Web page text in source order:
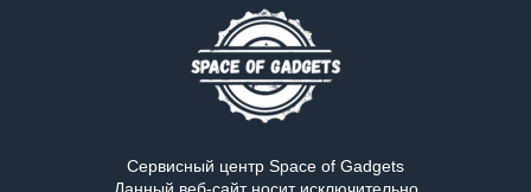
Сервисный центр Space of Gadgets
Данный веб-сайт носит исключительно